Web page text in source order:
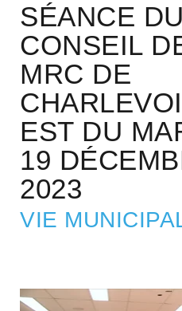
SÉANCE DU
CONSEIL
MRC DE
EST DU
19
2023
VIE